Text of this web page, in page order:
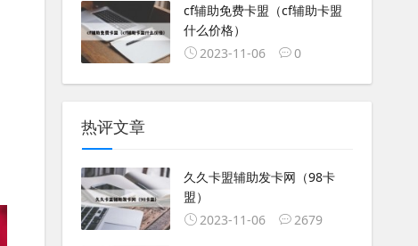
cf辅助免费卡盟（cf辅助卡盟
什么价格）
2023-11-06
0
热评文章
久久卡盟辅助发卡网（98卡
盟）
2023-11-06
2679